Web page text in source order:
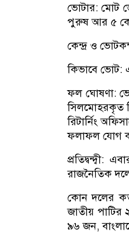
ভোটার: মোট
পুরুষ আর ৫
কেন্দ্র ও
কিভাবে ভোট:
ফল ঘোষণা:
সিলমোহরকৃত
রিটার্নিং
ফলাফল যোগ
প্রতিদ্বন্দ্বী:
রাজনৈতিক
কোন দলের কত
জাতীয়
৯৬ জন,